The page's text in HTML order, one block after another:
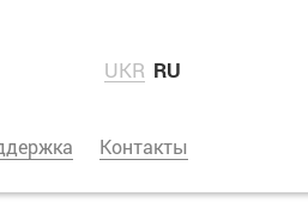
UKR RU
Контакты